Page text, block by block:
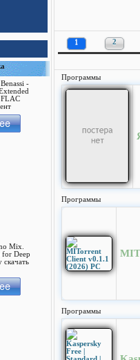
1 2
Программы
Программы
Программы